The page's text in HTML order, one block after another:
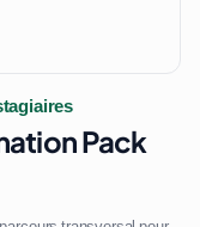
Pack